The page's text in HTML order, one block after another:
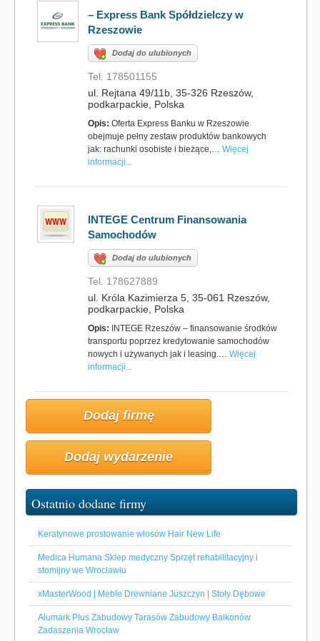
– Express Bank Spółdzielczy w
Rzeszowie
Dodaj do ulubionych
Tel. 178501155
ul. Rejtana 49/11b, 35-326 Rzeszów,
podkarpackie, Polska
Opis: Oferta Express Banku w Rzeszowie
obejmuje pełny zestaw produktów bankowych
jak: rachunki osobiste i bieżące,… Więcej
informacji...
INTEGE Centrum Finansowania
Samochodów
Dodaj do ulubionych
Tel. 178627889
ul. Króla Kazimierza 5, 35-061 Rzeszów,
podkarpackie, Polska
Opis: INTEGE Rzeszów – finansowanie środków
transportu poprzez kredytowanie samochodów
nowych i używanych jak i leasing.… Więcej
informacji...
Dodaj firmę
Dodaj wydarzenie
Ostatnio dodane firmy
Keratynowe prostowanie włosów Hair New Life
Medica Humana Sklep medyczny Sprzęt rehabilitacyjny i
stomijny we Wrocławiu
xMasterWood | Meble Drewniane Juszczyn | Stoły Dębowe
Alumark Plus Zabudowy Tarasów Zabudowy Balkonów
Zadaszenia Wrocław